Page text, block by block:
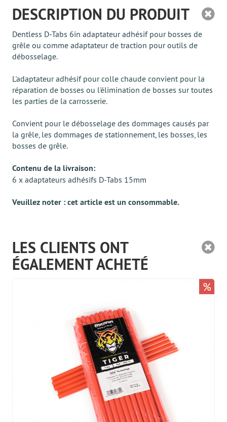
DESCRIPTION DU PRODUIT
Dentless D-Tabs 6in adaptateur adhésif pour bosses de
grêle ou comme adaptateur de traction pour outils de
débosselage.
L'adaptateur adhésif pour colle chaude convient pour la
réparation de bosses ou l'élimination de bosses sur toutes
les parties de la carrosserie.
Convient pour le débosselage des dommages causés par
la grêle, les dommages de stationnement, les bosses, les
bosses de grêle.
Contenu de la livraison:
6 x adaptateurs adhésifs D-Tabs 15mm
Veuillez noter : cet article est un consommable.
LES CLIENTS ONT
ÉGALEMENT ACHETÉ
%